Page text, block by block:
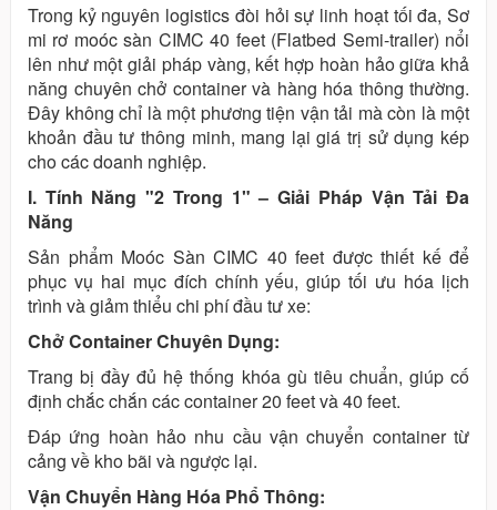
Trong kỷ nguyên logistics đòi hỏi sự linh hoạt tối đa, Sơ
mi rơ moóc sàn CIMC 40 feet (Flatbed Semi-trailer) nổi
lên như một giải pháp vàng, kết hợp hoàn hảo giữa khả
năng chuyên chở container và hàng hóa thông thường.
Đây không chỉ là một phương tiện vận tải mà còn là một
khoản đầu tư thông minh, mang lại giá trị sử dụng kép
cho các doanh nghiệp.
I. Tính Năng "2 Trong 1" – Giải Pháp Vận Tải Đa
Năng
Sản phẩm Moóc Sàn CIMC 40 feet được thiết kế để
phục vụ hai mục đích chính yếu, giúp tối ưu hóa lịch
trình và giảm thiểu chi phí đầu tư xe:
Chở Container Chuyên Dụng:
Trang bị đầy đủ hệ thống khóa gù tiêu chuẩn, giúp cố
định chắc chắn các container 20 feet và 40 feet.
Đáp ứng hoàn hảo nhu cầu vận chuyển container từ
cảng về kho bãi và ngược lại.
Vận Chuyển Hàng Hóa Phổ Thông: